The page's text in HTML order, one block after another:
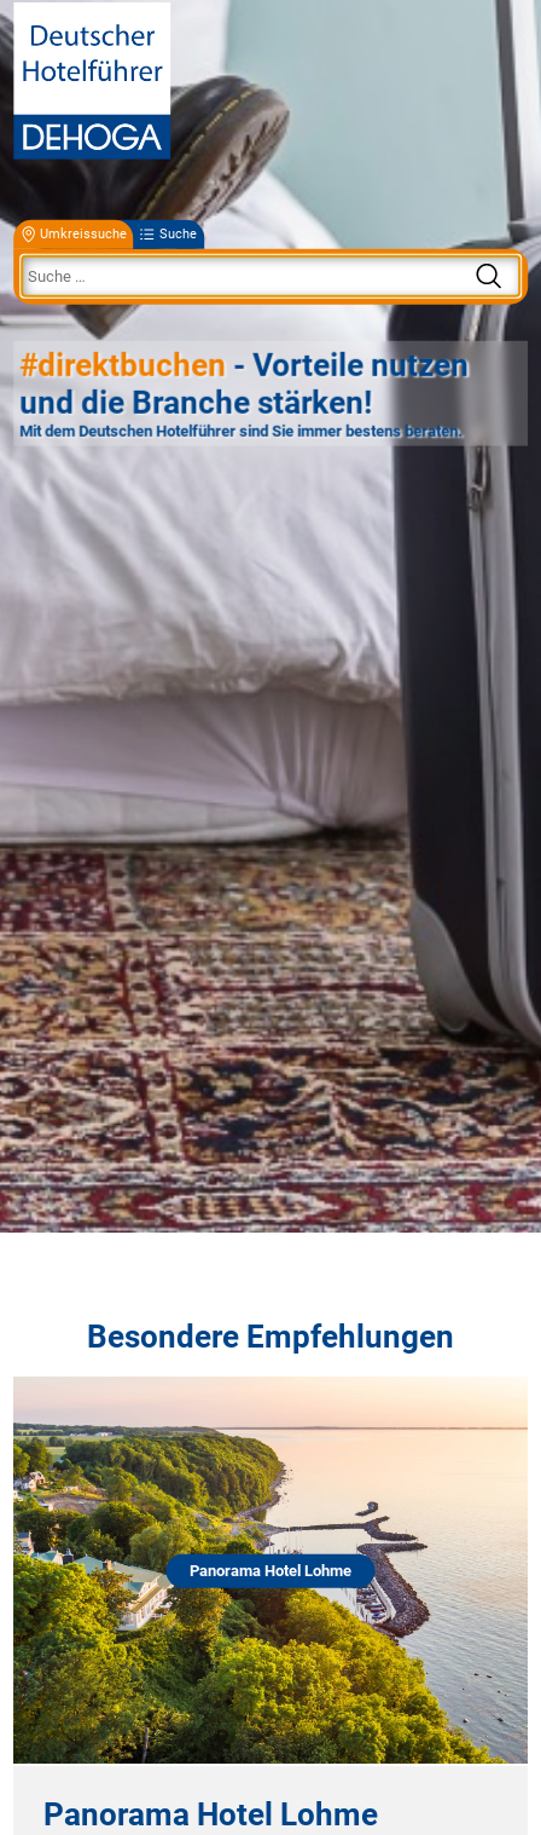
Umkreissuche Suche
#direktbuchen - Vorteile nutzen
und die Branche stärken!
Mit dem Deutschen Hotelführer sind Sie immer bestens beraten.
Besondere Empfehlungen
Panorama Hotel Lohme
Panorama Hotel Lohme